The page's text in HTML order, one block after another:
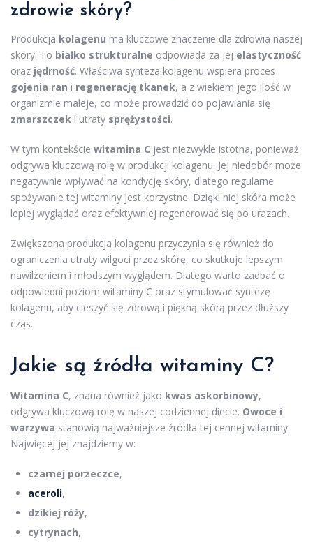
zdrowie skóry?
Produkcja kolagenu ma kluczowe znaczenie dla zdrowia naszej
skóry. To białko strukturalne odpowiada za jej elastyczność
oraz jędrność. Właściwa synteza kolagenu wspiera proces
gojenia ran i regenerację tkanek, a z wiekiem jego ilość w
organizmie maleje, co może prowadzić do pojawiania się
zmarszczek i utraty sprężystości.
W tym kontekście witamina C jest niezwykle istotna, ponieważ
odgrywa kluczową rolę w produkcji kolagenu. Jej niedobór może
negatywnie wpływać na kondycję skóry, dlatego regularne
spożywanie tej witaminy jest korzystne. Dzięki niej skóra może
lepiej wyglądać oraz efektywniej regenerować się po urazach.
Zwiększona produkcja kolagenu przyczynia się również do
ograniczenia utraty wilgoci przez skórę, co skutkuje lepszym
nawilżeniem i młodszym wyglądem. Dlatego warto zadbać o
odpowiedni poziom witaminy C oraz stymulować syntezę
kolagenu, aby cieszyć się zdrową i piękną skórą przez dłuższy
czas.
Jakie są źródła witaminy C?
Witamina C, znana również jako kwas askorbinowy,
odgrywa kluczową rolę w naszej codziennej diecie. Owoce i
warzywa stanowią najważniejsze źródła tej cennej witaminy.
Najwięcej jej znajdziemy w:
czarnej porzeczce,
aceroli,
dzikiej róży,
cytrynach,